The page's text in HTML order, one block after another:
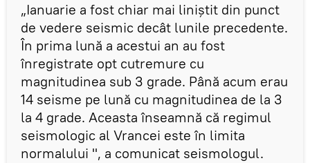
„Ianuarie a fost chiar mai liniștit din punct
de vedere seismic decât lunile precedente.
În prima lună a acestui an au fost
înregistrate opt cutremure cu
magnitudinea sub 3 grade. Până acum erau
14 seisme pe lună cu magnitudinea de la 3
la 4 grade. Aceasta înseamnă că regimul
seismologic al Vrancei este în limita
normalului ", a comunicat seismologul.